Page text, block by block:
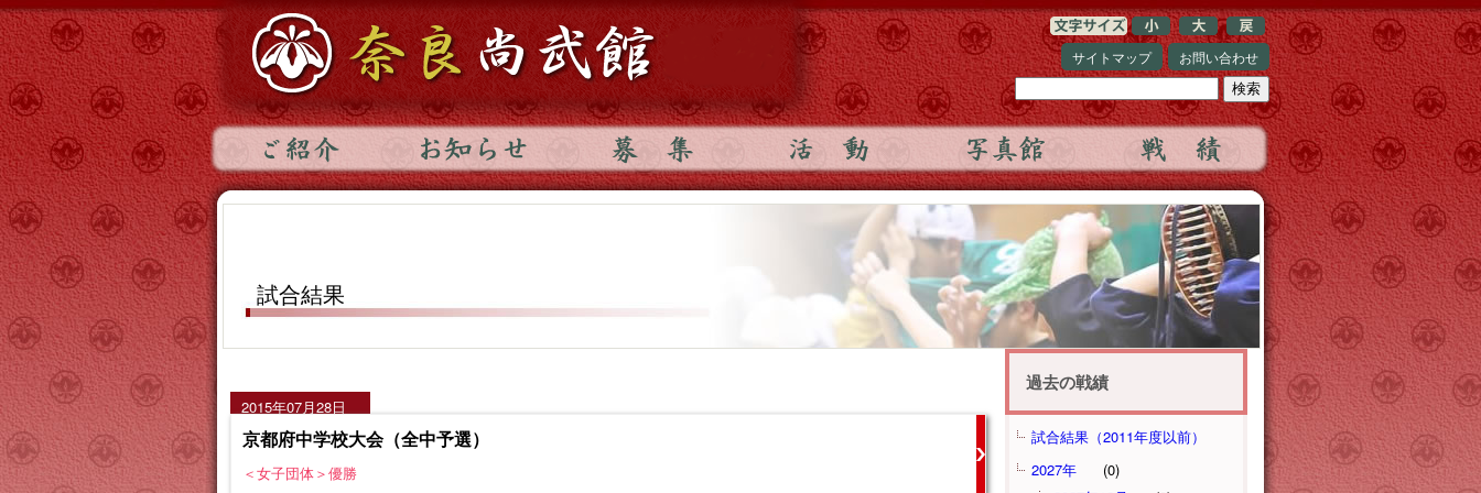
サイトマップ お問い合わせ
試合結果
2015年07月28日
京都府中学校大会（全中予選）
＜女子団体＞優勝
過去の戦績
試合結果（2011年度以前）
2027年
(0)